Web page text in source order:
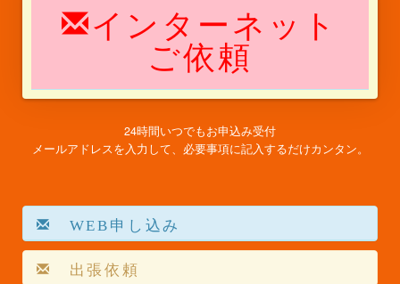
インターネット
ご依頼
24時間いつでもお申込み受付
メールアドレスを入力して、必要事項に記入するだけカンタン。
WEB申し込み
出張依頼